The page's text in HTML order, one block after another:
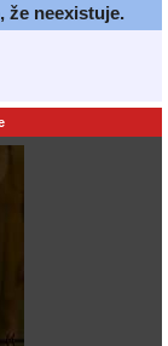
že neexistuje.